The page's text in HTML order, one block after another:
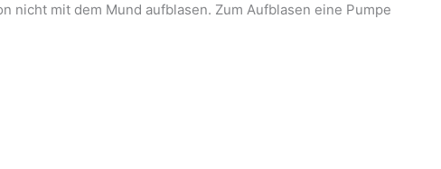
nicht mit dem Mund aufblasen. Zum Aufblasen eine Pumpe